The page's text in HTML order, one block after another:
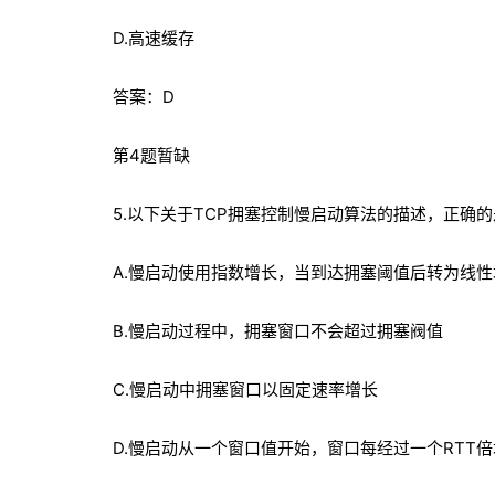
D.高速缓存
答案：D
第4题暂缺
5.以下关于TCP拥塞控制慢启动算法的描述，正确的
A.慢启动使用指数增长，当到达拥塞阈值后转为线
B.慢启动过程中，拥塞窗口不会超过拥塞阀值
C.慢启动中拥塞窗口以固定速率增长
D.慢启动从一个窗口值开始，窗口每经过一个RTT